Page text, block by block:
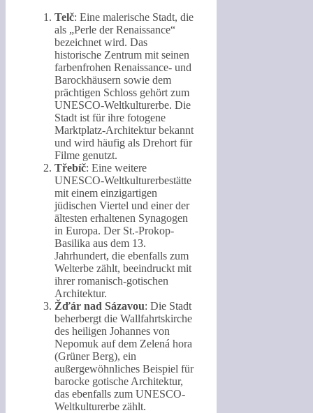
Telč: Eine malerische Stadt, die
als „Perle der Renaissance“
bezeichnet wird. Das
historische Zentrum mit seinen
farbenfrohen Renaissance- und
Barockhäusern sowie dem
prächtigen Schloss gehört zum
UNESCO-Weltkulturerbe. Die
Stadt ist für ihre fotogene
Marktplatz-Architektur bekannt
und wird häufig als Drehort für
Filme genutzt.
Třebíč: Eine weitere
UNESCO-Weltkulturerbestätte
mit einem einzigartigen
jüdischen Viertel und einer der
ältesten erhaltenen Synagogen
in Europa. Der St.-Prokop-
Basilika aus dem 13.
Jahrhundert, die ebenfalls zum
Welterbe zählt, beeindruckt mit
ihrer romanisch-gotischen
Architektur.
Žďár nad Sázavou: Die Stadt
beherbergt die Wallfahrtskirche
des heiligen Johannes von
Nepomuk auf dem Zelená hora
(Grüner Berg), ein
außergewöhnliches Beispiel für
barocke gotische Architektur,
das ebenfalls zum UNESCO-
Weltkulturerbe zählt.